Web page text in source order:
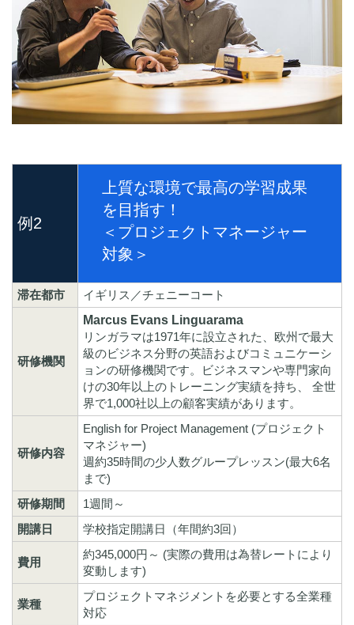
例2
上質な環境で最高の学習成果
を目指す！
＜プロジェクトマネージャー
対象＞
滞在都市 イギリス／チェニーコート
研修機関
Marcus Evans Linguarama
リンガラマは1971年に設立された、欧州で最大
級のビジネス分野の英語およびコミュニケーシ
ョンの研修機関です。ビジネスマンや専門家向
けの30年以上のトレーニング実績を持ち、 全世
界で1,000社以上の顧客実績があります。
研修内容
English for Project Management (プロジェクト
マネジャー)
週約35時間の少人数グループレッスン(最大6名
まで)
研修期間
1週間～
開講日
学校指定開講日（年間約3回）
費用
約345,000円～ (実際の費用は為替レートにより
変動します)
業種
プロジェクトマネジメントを必要とする全業種
対応